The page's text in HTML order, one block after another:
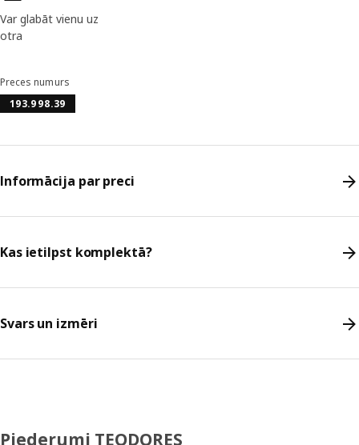
Var glabāt vienu uz
otra
Preces numurs
193.998.39
Informācija par preci
Kas ietilpst komplektā?
Svars un izmēri
Piederumi TEODORES